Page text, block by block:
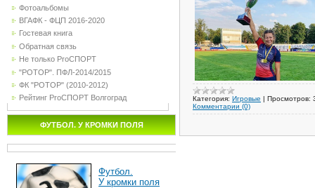
Фотоальбомы
ВГАФК - ФЦП 2016-2020
Гостевая книга
Обратная связь
Не только ProСПОРТ
"РОТОР". ПФЛ-2014/2015
ФК "РОТОР" (2010-2012)
Рейтинг ProСПОРТ Волгоград
ФУТБОЛ. У КРОМКИ ПОЛЯ
Футбол.
У кромки поля
Категория: Игровые | Просмотров:
Комментарии (0)